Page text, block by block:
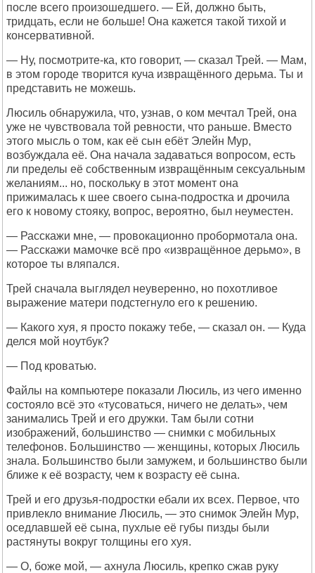
после всего произошедшего. — Ей, должно быть,
тридцать, если не больше! Она кажется такой тихой и
консервативной.
— Ну, посмотрите-ка, кто говорит, — сказал Трей. — Мам,
в этом городе творится куча извращённого дерьма. Ты и
представить не можешь.
Люсиль обнаружила, что, узнав, о ком мечтал Трей, она
уже не чувствовала той ревности, что раньше. Вместо
этого мысль о том, как её сын ебёт Элейн Мур,
возбуждала её. Она начала задаваться вопросом, есть
ли пределы её собственным извращённым сексуальным
желаниям... но, поскольку в этот момент она
прижималась к шее своего сына-подростка и дрочила
его к новому стояку, вопрос, вероятно, был неуместен.
— Расскажи мне, — провокационно пробормотала она.
— Расскажи мамочке всё про «извращённое дерьмо», в
которое ты вляпался.
Трей сначала выглядел неуверенно, но похотливое
выражение матери подстегнуло его к решению.
— Какого хуя, я просто покажу тебе, — сказал он. — Куда
делся мой ноутбук?
— Под кроватью.
Файлы на компьютере показали Люсиль, из чего именно
состояло всё это «тусоваться, ничего не делать», чем
занимались Трей и его дружки. Там были сотни
изображений, большинство — снимки с мобильных
телефонов. Большинство — женщины, которых Люсиль
знала. Большинство были замужем, и большинство были
ближе к её возрасту, чем к возрасту её сына.
Трей и его друзья-подростки ебали их всех. Первое, что
привлекло внимание Люсиль, — это снимок Элейн Мур,
оседлавшей её сына, пухлые её губы пизды были
растянуты вокруг толщины его хуя.
— О, боже мой, — ахнула Люсиль, крепко сжав руку